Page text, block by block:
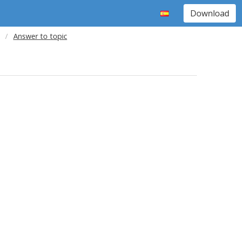
Download
Answer to topic